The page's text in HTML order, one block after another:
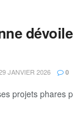
JANVIER 2026 0
projets